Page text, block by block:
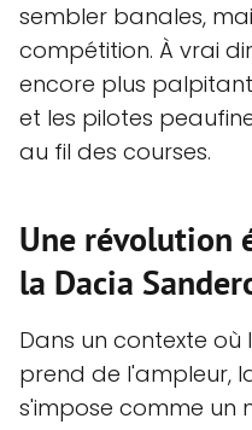
sembler banales,
compétition. À vrai
encore plus
et les pilotes
au fil des courses.
Une révolution
la Dacia
Dans un contexte où
prend de l'ampleur,
s'impose comme un